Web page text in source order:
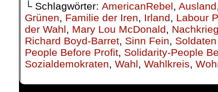
└ Schlagwörter: AmericanRebel, Ausland
Grünen, Familie der Iren, Irland, Labour
der Wahl, Mary Lou McDonald,
Richard Boyd-Barret, Sinn Fein,
People Before Profit, Solidarity-People
Sozialdemokraten, Wahl, Wahlkreis,